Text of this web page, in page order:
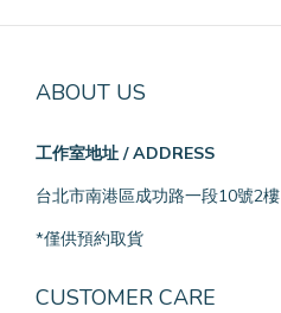
ABOUT US
工作室地址 / ADDRESS
台北市南港區成功路一段10號2樓
*僅供預約取貨
CUSTOMER CARE